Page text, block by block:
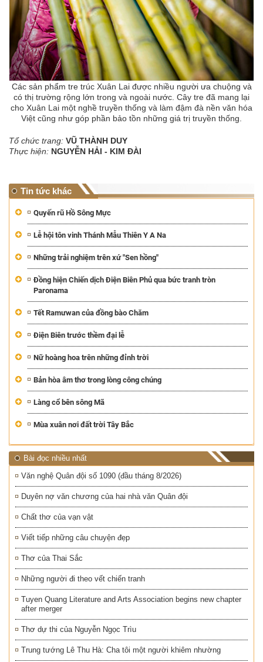
Các sản phẩm tre trúc Xuân Lai được nhiều người ưa chuộng và
có thị trường rộng lớn trong và ngoài nước. Cây tre đã mang lại
cho Xuân Lai một nghề truyền thống và làm đậm đà nền văn hóa
Việt cũng như góp phần bảo tồn những giá trị truyền thống.
Tổ chức trang: VŨ THÀNH DUY
Thực hiện: NGUYỄN HẢI - KIM ĐÀI
Tin tức khác
Quyến rũ Hồ Sông Mực
Lễ hội tôn vinh Thánh Mẫu Thiên Y A Na
Những trải nghiệm trên xứ "Sen hồng"
Đồng hiện Chiến dịch Điện Biên Phủ qua bức tranh tròn
Paronama
Tết Ramưwan của đồng bào Chăm
Điện Biên trước thềm đại lễ
Nữ hoàng hoa trên những đỉnh trời
Bản hòa âm thơ trong lòng công chúng
Làng cổ bên sông Mã
Mùa xuân nơi đất trời Tây Bắc
Bài đọc nhiều nhất
Văn nghệ Quân đội số 1090 (đầu tháng 8/2026)
Duyên nợ văn chương của hai nhà văn Quân đội
Chất thơ của vạn vật
Viết tiếp những câu chuyện đẹp
Thơ của Thai Sắc
Những người đi theo vết chiến tranh
Tuyen Quang Literature and Arts Association begins new chapter
after merger
Thơ dự thi của Nguyễn Ngọc Trìu
Trung tướng Lê Thu Hà: Cha tôi một người khiêm nhường